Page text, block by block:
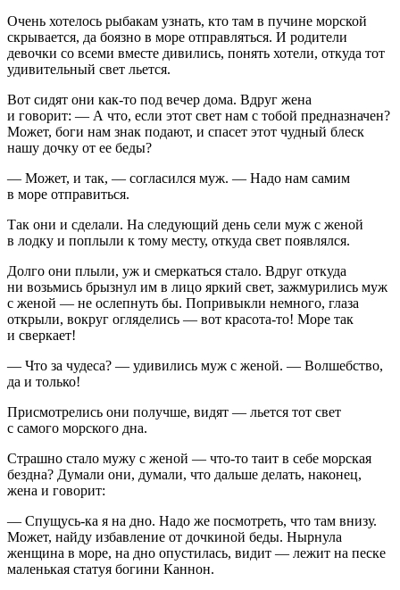
Очень хотелось рыбакам узнать, кто там в пучине морской
скрывается, да боязно в море отправляться. И родители
девочки со всеми вместе дивились, понять хотели, откуда тот
удивительный свет льется.
Вот сидят они как-то под вечер дома. Вдруг жена
и говорит: — А что, если этот свет нам с тобой предназначен?
Может, боги нам знак подают, и спасет этот чудный блеск
нашу дочку от ее беды?
— Может, и так, — согласился муж. — Надо нам самим
в море отправиться.
Так они и сделали. На следующий день сели муж с женой
в лодку и поплыли к тому месту, откуда свет появлялся.
Долго они плыли, уж и смеркаться стало. Вдруг откуда
ни возьмись брызнул им в лицо яркий свет, зажмурились муж
с женой — не ослепнуть бы. Попривыкли немного, глаза
открыли, вокруг огляделись — вот красота-то! Море так
и сверкает!
— Что за чудеса? — удивились муж с женой. — Волшебство,
да и только!
Присмотрелись они получше, видят — льется тот свет
с самого морского дна.
Страшно стало мужу с женой — что-то таит в себе морская
бездна? Думали они, думали, что дальше делать, наконец,
жена и говорит:
— Спущусь-ка я на дно. Надо же посмотреть, что там внизу.
Может, найду избавление от дочкиной беды. Нырнула
женщина в море, на дно опустилась, видит — лежит на песке
маленькая статуя богини Каннон.